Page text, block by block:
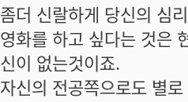
좀더 신랄하게 당신의 심
영화를 하고 싶다는 것은
신이 없는것이죠.
자신의 전공쪽으로도 별